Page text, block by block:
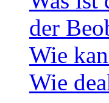
der
Wie
Wie